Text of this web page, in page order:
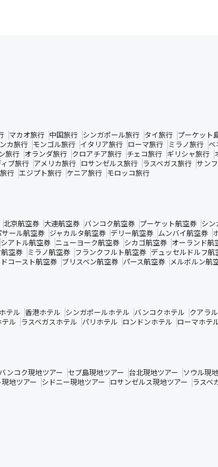
マカオ旅行 中国旅行 シンガポール旅行 タイ旅行 プーケット
カ旅行 モンゴル旅行 イタリア旅行 ローマ旅行 ミラノ旅行 ベ
旅行 オランダ旅行 クロアチア旅行 チェコ旅行 ギリシャ旅行
ブ旅行 アメリカ旅行 ロサンゼルス旅行 ラスベガス旅行 サン
行 エジプト旅行 ケニア旅行 モロッコ旅行
北京航空券 大連航空券 バンコク航空券 プーケット航空券 シン
サール航空券 ジャカルタ航空券 デリー航空券 ムンバイ航空券
シアトル航空券 ニューヨーク航空券 シカゴ航空券 オーランド航
空券 ミラノ航空券 フランクフルト航空券 デュッセルドルフ航
コースト航空券 ブリスベン航空券 パース航空券 メルボルン航
テル 香港ホテル シンガポールホテル バンコクホテル クアラ
テル ラスベガスホテル パリホテル ロンドンホテル ローマホテ
バンコク現地ツアー セブ島現地ツアー 台北現地ツアー ソウル現
地ツアー シドニー現地ツアー ロサンゼルス現地ツアー ラスベ